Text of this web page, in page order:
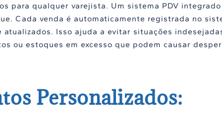
para qualquer varejista. Um sistema PDV
Cada venda é automaticamente registrada no
Isso ajuda a evitar situações
ou estoques em excesso que podem causar
Personalizados: